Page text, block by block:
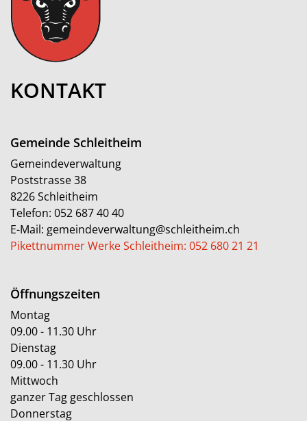
KONTAKT
Gemeinde Schleitheim
Gemeindeverwaltung
Poststrasse 38
8226 Schleitheim
Telefon: 052 687 40 40
E-Mail: gemeindeverwaltung@schleitheim.ch
Pikettnummer Werke Schleitheim: 052 680 21 21
Öffnungszeiten
Montag
09.00 - 11.30 Uhr
Dienstag
09.00 - 11.30 Uhr
Mittwoch
ganzer Tag geschlossen
Donnerstag